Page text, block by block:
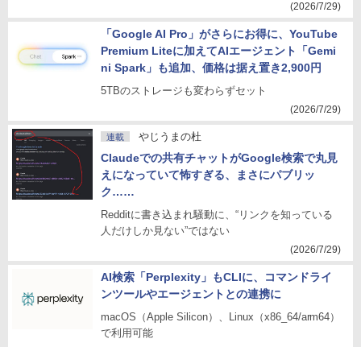
(2026/7/29)
「Google AI Pro」がさらにお得に、YouTube
Premium Liteに加えてAIエージェント「Gemi
ni Spark」も追加、価格は据え置き2,900円
5TBのストレージも変わらずセット
(2026/7/29)
連載 やじうまの杜
Claudeでの共有チャットがGoogle検索で丸見
えになっていて怖すぎる、まさにパブリッ
ク……
Redditに書き込まれ騒動に、“リンクを知っている
人だけしか見ない”ではない
(2026/7/29)
AI検索「Perplexity」もCLIに、コマンドライ
ンツールやエージェントとの連携に
macOS（Apple Silicon）、Linux（x86_64/arm64）
で利用可能